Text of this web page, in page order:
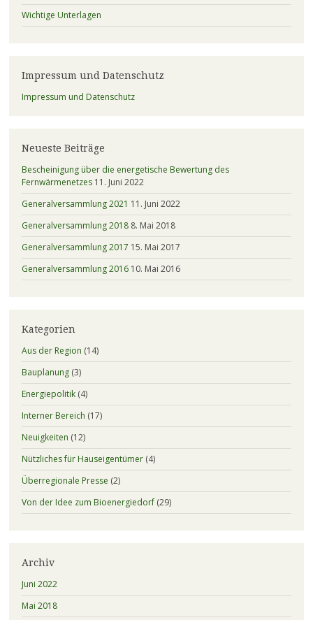
Wichtige Unterlagen
Impressum und Datenschutz
Impressum und Datenschutz
Neueste Beiträge
Bescheinigung über die energetische Bewertung des
Fernwärmenetzes 11. Juni 2022
Generalversammlung 2021 11. Juni 2022
Generalversammlung 2018 8. Mai 2018
Generalversammlung 2017 15. Mai 2017
Generalversammlung 2016 10. Mai 2016
Kategorien
Aus der Region (14)
Bauplanung(3)
Energiepolitik(4)
Interner Bereich (17)
Neuigkeiten (12)
Nützliches für Hauseigentümer(4)
Überregionale Presse (2)
Von der Idee zum Bioenergiedorf(29)
Archiv
Juni 2022
Mai 2018